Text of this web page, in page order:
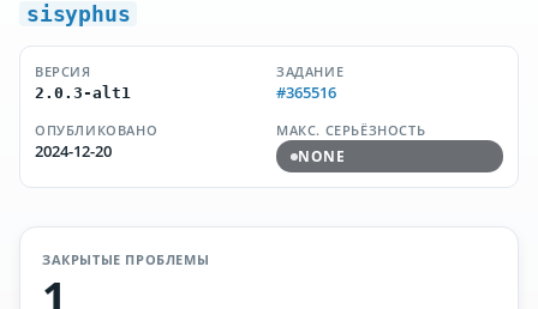
sisyphus
ВЕРСИЯ
2.0.3-alt1
ЗАДАНИЕ
#365516
ОПУБЛИКОВАНО
2024-12-20
МАКС. СЕРЬЁЗНОСТЬ
NONE
ЗАКРЫТЫЕ ПРОБЛЕМЫ